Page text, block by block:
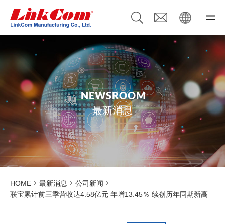
NEWSROOM
最新消息
HOME 最新消息
公司新闻
联宝累计前三季营收达4.58亿元 年增13.45％ 续创历年同期新高